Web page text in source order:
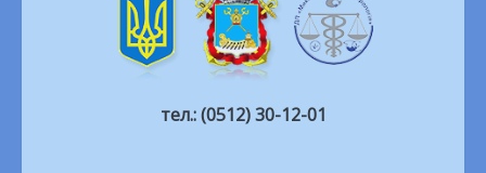
тел.: (0512) 30-12-01